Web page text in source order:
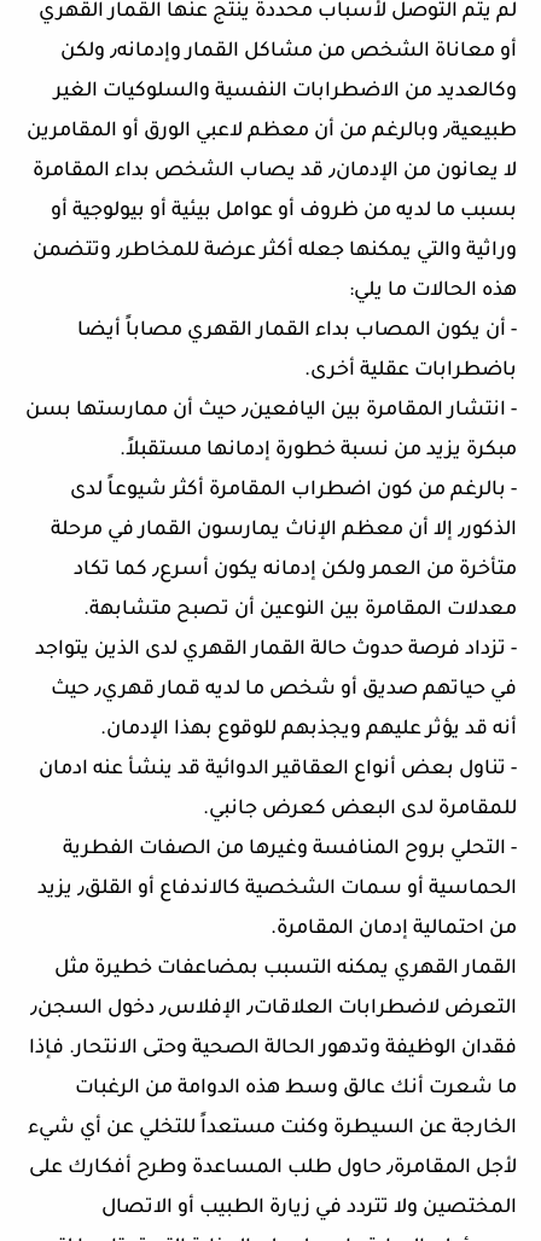
لم يتم التوصل لأسباب محددة ينتج عنها القمار القهري
أو معاناة الشخص من مشاكل القمار وإدمانه٫ ولكن
وكالعديد من الاضطرابات النفسية والسلوكيات الغير
طبيعية٫ وبالرغم من أن معظم لاعبي الورق أو المقامرين
لا يعانون من الإدمان٫ قد يصاب الشخص بداء المقامرة
بسبب ما لديه من ظروف أو عوامل بيئية أو بيولوجية أو
وراثية والتي يمكنها جعله أكثر عرضة للمخاطر٫ وتتضمن
هذه الحالات ما يلي:
- أن يكون المصاب بداء القمار القهري مصاباً أيضا
باضطرابات عقلية أخرى.
- انتشار المقامرة بين اليافعين٫ حيث أن ممارستها بسن
مبكرة يزيد من نسبة خطورة إدمانها مستقبلاً.
- بالرغم من كون اضطراب المقامرة أكثر شيوعاً لدى
الذكور٫ إلا أن معظم الإناث يمارسون القمار في مرحلة
متأخرة من العمر ولكن إدمانه يكون أسرع٫ كما تكاد
معدلات المقامرة بين النوعين أن تصبح متشابهة.
- تزداد فرصة حدوث حالة القمار القهري لدى الذين يتواجد
في حياتهم صديق أو شخص ما لديه قمار قهري٫ حيث
أنه قد يؤثر عليهم ويجذبهم للوقوع بهذا الإدمان.
- تناول بعض أنواع العقاقير الدوائية قد ينشأ عنه ادمان
للمقامرة لدى البعض كعرض جانبي.
- التحلي بروح المنافسة وغيرها من الصفات الفطرية
الحماسية أو سمات الشخصية كالاندفاع أو القلق٫ يزيد
من احتمالية إدمان المقامرة.
القمار القهري يمكنه التسبب بمضاعفات خطيرة مثل
التعرض لاضطرابات العلاقات٫ الإفلاس٫ دخول السجن٫
فقدان الوظيفة وتدهور الحالة الصحية وحتى الانتحار. فإذا
ما شعرت أنك عالق وسط هذه الدوامة من الرغبات
الخارجة عن السيطرة وكنت مستعداً للتخلي عن أي شيء
لأجل المقامرة٫ حاول طلب المساعدة وطرح أفكارك على
المختصين ولا تتردد في زيارة الطبيب أو الاتصال